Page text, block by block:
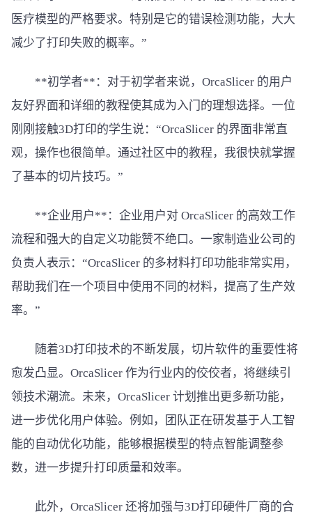
医疗模型的严格要求。特别是它的错误检测功能，大大
减少了打印失败的概率。”
**初学者**：对于初学者来说，OrcaSlicer 的用户
友好界面和详细的教程使其成为入门的理想选择。一位
刚刚接触3D打印的学生说：“OrcaSlicer 的界面非常直
观，操作也很简单。通过社区中的教程，我很快就掌握
了基本的切片技巧。”
**企业用户**：企业用户对 OrcaSlicer 的高效工作
流程和强大的自定义功能赞不绝口。一家制造业公司的
负责人表示：“OrcaSlicer 的多材料打印功能非常实用，
帮助我们在一个项目中使用不同的材料，提高了生产效
率。”
随着3D打印技术的不断发展，切片软件的重要性将
愈发凸显。OrcaSlicer 作为行业内的佼佼者，将继续引
领技术潮流。未来，OrcaSlicer 计划推出更多新功能，
进一步优化用户体验。例如，团队正在研发基于人工智
能的自动优化功能，能够根据模型的特点智能调整参
数，进一步提升打印质量和效率。
此外，OrcaSlicer 还将加强与3D打印硬件厂商的合